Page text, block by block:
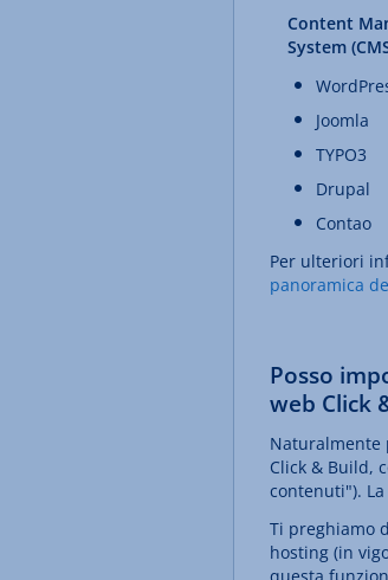
Content
System
Joomla
TYPO3
Drupal
Contao
Per ulteriori
panoramica
Posso
web Click
Naturalmente
Click & Build,
contenuti").
Ti preghiamo
hosting (in